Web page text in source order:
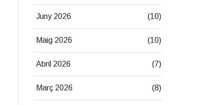
Juny 2026 (10)
Maig 2026 (10)
Abril 2026 (7)
Març 2026 (8)